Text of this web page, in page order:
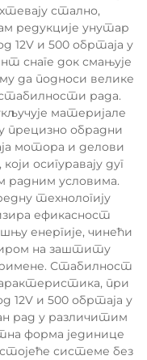
стално,
редукције унутар
12V и 500 обртаја у
снаге док смањује
да подноси велике
рада.
материјале
прецизно обрадни
мотора и делови
осигуравају дуг
радним условима.
технологију
ефикасност
енергије, чинећи
на заштиту
Стабилност
при
12V и 500 обртаја у
рад у различитим
форма јединице
системе без